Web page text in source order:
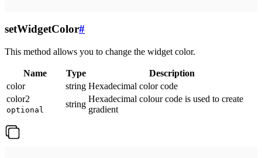
setWidgetColor#
This method allows you to change the widget color.
Name Type
Description
color
string Hexadecimal color code
color2
optional
string
Hexadecimal colour code is used to create
gradient